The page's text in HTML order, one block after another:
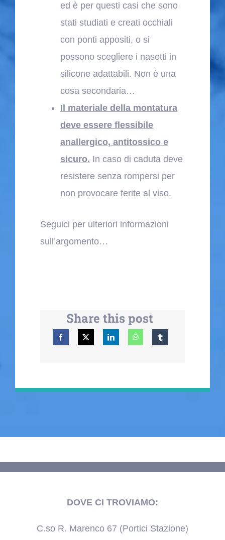
ed è per questi casi che sono
stati studiati e creati occhiali
con ponti appositi, o si
possono scegliere i nasetti in
silicone adattabili. Non è una
cosa secondaria…
Il materiale della montatura
deve essere flessibile
anallergico, antitossico e
sicuro. In caso di caduta deve
resistere senza rompersi per
non provocare ferite al viso.
Seguici per ulteriori informazioni
sull’argomento…
Share this post
DOVE CI TROVIAMO:
C.so R. Marenco 67 (Portici Stazione)